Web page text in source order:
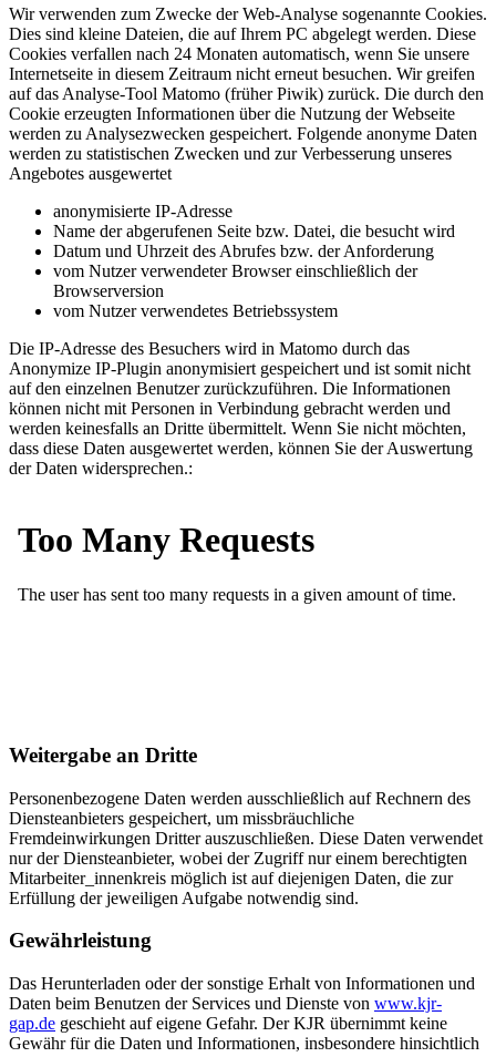
Wir verwenden zum Zwecke der Web-Analyse sogenannte Cookies.
Dies sind kleine Dateien, die auf Ihrem PC abgelegt werden. Diese
Cookies verfallen nach 24 Monaten automatisch, wenn Sie unsere
Internetseite in diesem Zeitraum nicht erneut besuchen. Wir greifen
auf das Analyse-Tool Matomo (früher Piwik) zurück. Die durch den
Cookie erzeugten Informationen über die Nutzung der Webseite
werden zu Analysezwecken gespeichert. Folgende anonyme Daten
werden zu statistischen Zwecken und zur Verbesserung unseres
Angebotes ausgewertet
anonymisierte IP-Adresse
Name der abgerufenen Seite bzw. Datei, die besucht wird
Datum und Uhrzeit des Abrufes bzw. der Anforderung
vom Nutzer verwendeter Browser einschließlich der
Browserversion
vom Nutzer verwendetes Betriebssystem
Die IP-Adresse des Besuchers wird in Matomo durch das
Anonymize IP-Plugin anonymisiert gespeichert und ist somit nicht
auf den einzelnen Benutzer zurückzuführen. Die Informationen
können nicht mit Personen in Verbindung gebracht werden und
werden keinesfalls an Dritte übermittelt. Wenn Sie nicht möchten,
dass diese Daten ausgewertet werden, können Sie der Auswertung
der Daten widersprechen.:
Weitergabe an Dritte
Personenbezogene Daten werden ausschließlich auf Rechnern des
Diensteanbieters gespeichert, um missbräuchliche
Fremdeinwirkungen Dritter auszuschließen. Diese Daten verwendet
nur der Diensteanbieter, wobei der Zugriff nur einem berechtigten
Mitarbeiter_innenkreis möglich ist auf diejenigen Daten, die zur
Erfüllung der jeweiligen Aufgabe notwendig sind.
Gewährleistung
Das Herunterladen oder der sonstige Erhalt von Informationen und
Daten beim Benutzen der Services und Dienste von www.kjr-
gap.de geschieht auf eigene Gefahr. Der KJR übernimmt keine
Gewähr für die Daten und Informationen, insbesondere hinsichtlich